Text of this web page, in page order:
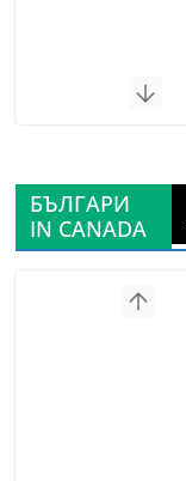
БЪЛГАРИ
IN CANADA